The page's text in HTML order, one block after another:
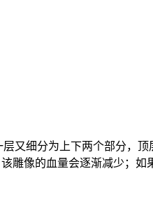
又细分为上下两个部分，
雕像的血量会逐渐减少；如